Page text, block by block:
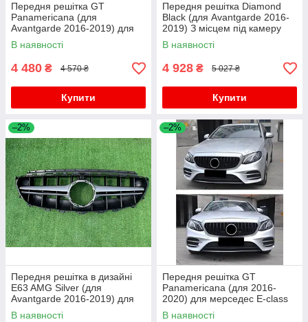
Передня решітка GT
Panamericana (для
Avantgarde 2016-2019) для
мерседес E-сlass W213 рр
В наявності
4 480 ₴ 4 570 ₴
Купити
Передня решітка Diamond
Black (для Avantgarde 2016-
2019) З місцем під камеру
для мерседес E-сlass W213
рр
В наявності
4 928 ₴ 5 027 ₴
Купити
–2%
Передня решітка в дизайні
E63 AMG Silver (для
Avantgarde 2016-2019) для
мерседес E-сlass W213 рр
В наявності
–2%
Передня решітка GT
Panamericana (для 2016-
2020) для мерседес E-сlass
W213 рр
В наявності